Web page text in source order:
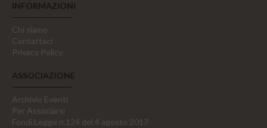
INFORMAZIONI
Chi siamo
Contattaci
Privacy Policy
ASSOCIAZIONE
Archivio Eventi
Per Associarsi
Fondi Legge n.124 del 4 agosto 2017